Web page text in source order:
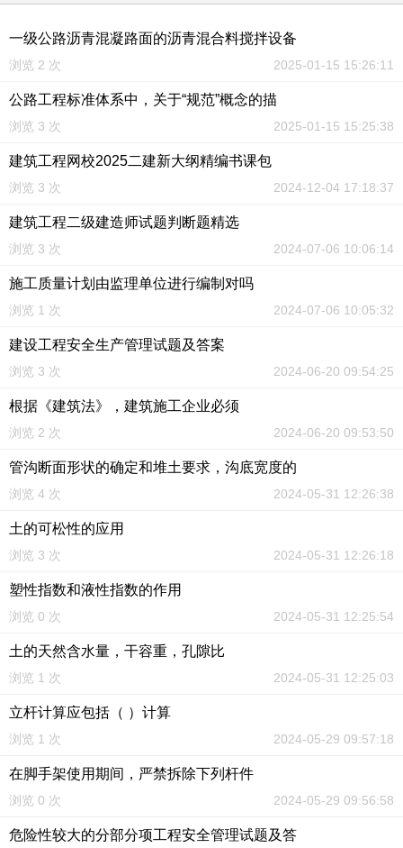
一级公路沥青混凝路面的沥青混合料搅拌设备
浏览 2 次 2025-01-15 15:26:11
公路工程标准体系中，关于“规范”概念的描
浏览 3 次 2025-01-15 15:25:38
建筑工程网校2025二建新大纲精编书课包
浏览 3 次 2024-12-04 17:18:37
建筑工程二级建造师试题判断题精选
浏览 3 次 2024-07-06 10:06:14
施工质量计划由监理单位进行编制对吗
浏览 1 次 2024-07-06 10:05:32
建设工程安全生产管理试题及答案
浏览 3 次 2024-06-20 09:54:25
根据《建筑法》，建筑施工企业必须
浏览 2 次 2024-06-20 09:53:50
管沟断面形状的确定和堆土要求，沟底宽度的
浏览 4 次 2024-05-31 12:26:38
土的可松性的应用
浏览 3 次 2024-05-31 12:26:18
塑性指数和液性指数的作用
浏览 0 次 2024-05-31 12:25:54
土的天然含水量，干容重，孔隙比
浏览 1 次 2024-05-31 12:25:03
立杆计算应包括（ ）计算
浏览 1 次 2024-05-29 09:57:18
在脚手架使用期间，严禁拆除下列杆件
浏览 0 次 2024-05-29 09:56:58
危险性较大的分部分项工程安全管理试题及答